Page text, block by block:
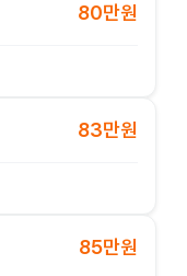
80만원
83만원
85만원